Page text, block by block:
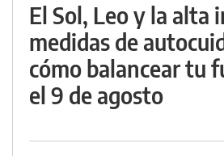
El Sol, Leo y la alta
medidas de
cómo balancear tu
el 9 de agosto